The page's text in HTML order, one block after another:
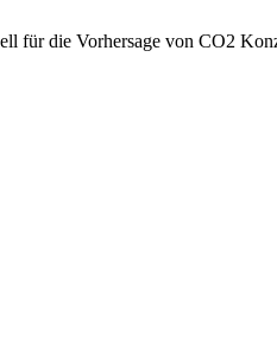
für die Vorhersage von CO2